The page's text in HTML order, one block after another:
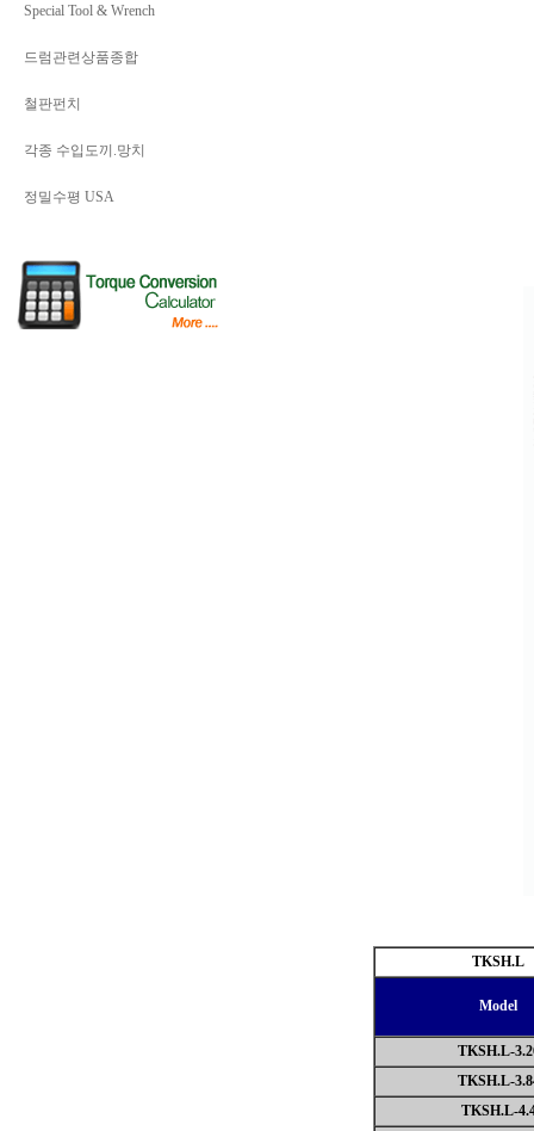
Special Tool & Wrench
드럼관련상품종합
철판펀치
각종 수입도끼.망치
정밀수평 USA
TKSH.L
Model
TKSH.L-
TKSH.L-
TKSH.L-